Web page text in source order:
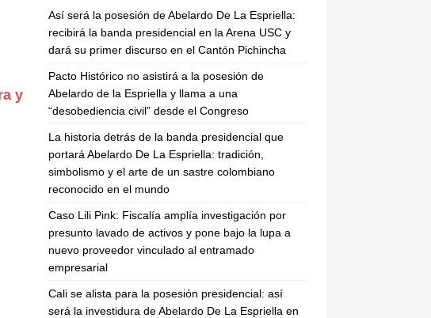
y
Así será la posesión de Abelardo De La Espriella:
recibirá la banda presidencial en la Arena USC y
dará su primer discurso en el Cantón Pichincha
Pacto Histórico no asistirá a la posesión de
Abelardo de la Espriella y llama a una
“desobediencia civil” desde el Congreso
La historia detrás de la banda presidencial que
portará Abelardo De La Espriella: tradición,
simbolismo y el arte de un sastre colombiano
reconocido en el mundo
Caso Lili Pink: Fiscalía amplía investigación por
presunto lavado de activos y pone bajo la lupa a
nuevo proveedor vinculado al entramado
empresarial
Cali se alista para la posesión presidencial: así
será la investidura de Abelardo De La Espriella en